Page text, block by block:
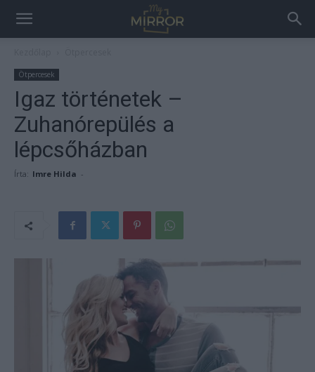
Ötpercesek
Igaz történetek –
Zuhanórepülés a
lépcsőházban
Írta: Imre Hilda -